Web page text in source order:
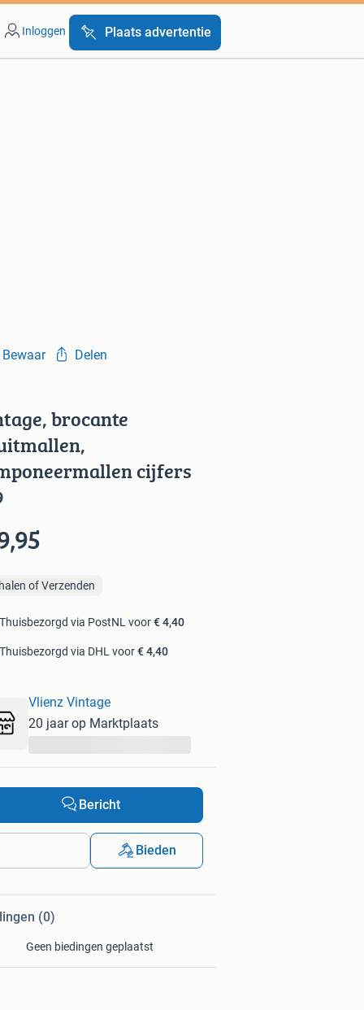
Inloggen Plaats advertentie
Bewaar Delen
brocante
cijfers
of Verzenden
Thuisbezorgd via PostNL voor€ 4,40
Thuisbezorgd via DHL voor€ 4,40
Vlienz Vintage
20 jaar op Marktplaats
Bericht
Bieden
(0)
Geen biedingen geplaatst